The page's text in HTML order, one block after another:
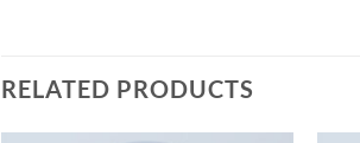
RELATED PRODUCTS